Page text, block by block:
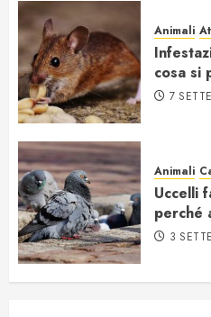
Animali
cosa si
7
Animali
Uccelli
perché
3